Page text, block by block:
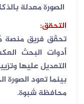
الصورة معدلة
التحقق:
تحقّق فريق منصة
أدوات البحث
التعديل عليها
محافظة شبوة.